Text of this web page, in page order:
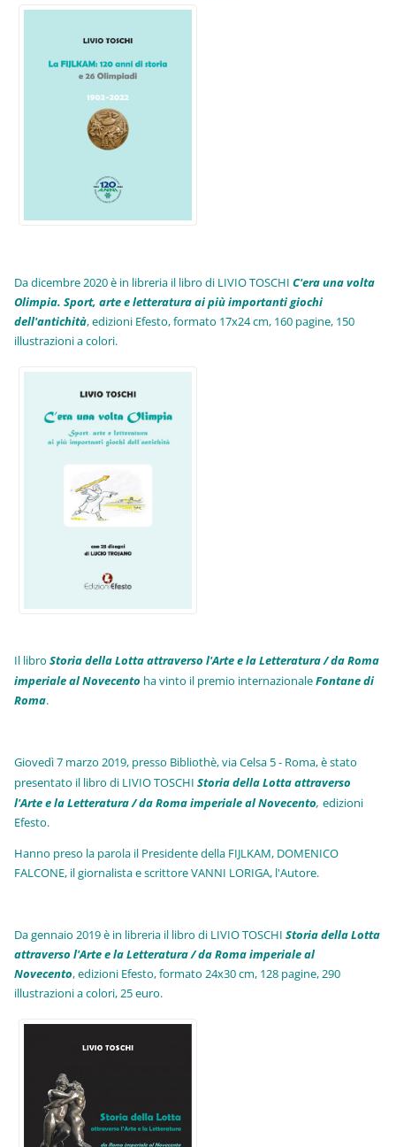
Da dicembre 2020 è in libreria il libro di LIVIO TOSCHIC'era una volta
Olimpia. Sport, arte e letteratura ai più importanti giochi
dell'antichità,edizioni Efesto, formato 17x24 cm, 160 pagine, 150
illustrazioni a colori.
Il libroStoria della Lotta attraverso l'Arte e la Letteratura / da Roma
imperiale al Novecento ha vinto il premio internazionaleFontane di
Roma.
Giovedì 7 marzo 2019, presso Bibliothè, via Celsa 5 - Roma, è stato
presentato il libro di LIVIO TOSCHIStoria della Lotta attraverso
l'Arte e la Letteratura / da Roma imperiale al Novecento, edizioni
Efesto.
Hanno preso la parola il Presidente della FIJLKAM, DOMENICO
FALCONE, il giornalista e scrittore VANNI LORIGA, l'Autore.
Da gennaio 2019 è in libreria il libro di LIVIO TOSCHIStoria della Lotta
attraverso l'Arte e la Letteratura / da Roma imperiale al
Novecento, edizioni Efesto, formato 24x30 cm, 128 pagine, 290
illustrazioni a colori, 25 euro.